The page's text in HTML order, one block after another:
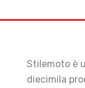
Stilemoto è
diecimila